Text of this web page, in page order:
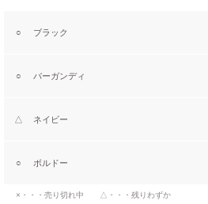
○ ブラック
○ バーガンディ
△ ネイビー
○ ボルドー
×・・・売り切れ中 △・・・残りわずか